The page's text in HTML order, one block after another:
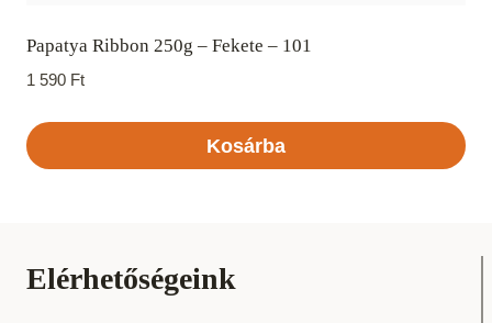
Papatya Ribbon 250g – Fekete – 101
1 590 Ft
Kosárba
Elérhetőségeink